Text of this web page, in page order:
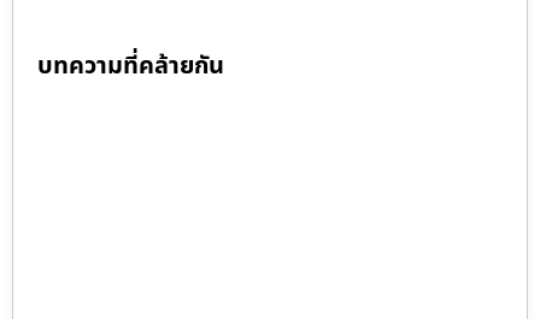
บทความที่คล้ายกัน